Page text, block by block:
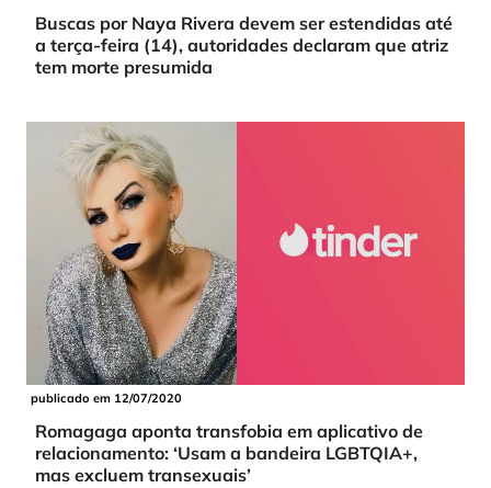
Buscas por Naya Rivera devem ser estendidas até
a terça-feira (14), autoridades declaram que atriz
tem morte presumida
publicado em 12/07/2020
Romagaga aponta transfobia em aplicativo de
relacionamento: ‘Usam a bandeira LGBTQIA+,
mas excluem transexuais’